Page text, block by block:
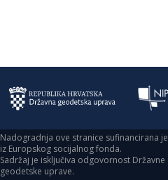
Nadogradnja ove stranice sufinancirana je
iz Europskog socijalnog fonda.
Sadržaj je isključiva odgovornost Državne
geodetske uprave.